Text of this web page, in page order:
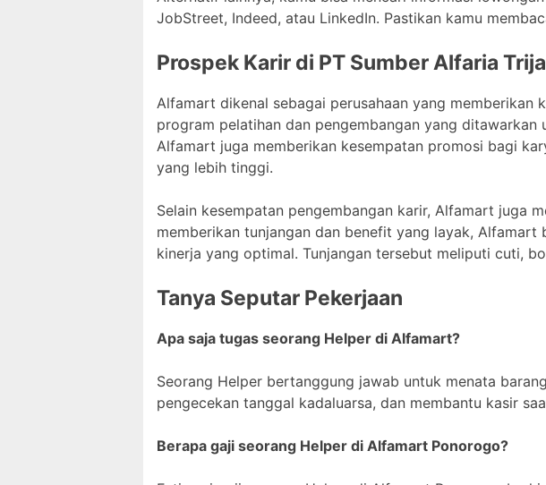
JobStreet, Indeed, atau LinkedIn. Pastikan kamu
Prospek Karir di PT Sumber Alfaria
Alfamart dikenal sebagai perusahaan yang memberikan
program pelatihan dan pengembangan yang
Alfamart juga memberikan kesempatan promosi bagi
yang lebih tinggi.
Selain kesempatan pengembangan karir, Alfamart juga
memberikan tunjangan dan benefit yang layak,
kinerja yang optimal. Tunjangan tersebut meliputi cuti,
Tanya Seputar Pekerjaan
Apa saja tugas seorang Helper di Alfamart?
Seorang Helper bertanggung jawab untuk menata
pengecekan tanggal kadaluarsa, dan membantu kasir
Berapa gaji seorang Helper di Alfamart Ponorogo?